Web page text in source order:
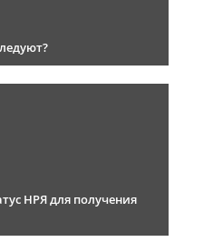
НРЯ для получения